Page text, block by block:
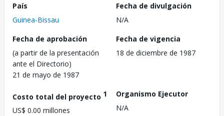
País
Guinea-Bissau
Fecha de divulgación
N/A
Fecha de aprobación
(a partir de la presentación
ante el Directorio)
21 de mayo de 1987
Fecha de vigencia
18 de diciembre de 1987
Costo total del proyecto 1
US$ 0.00 millones
Organismo Ejecutor
N/A